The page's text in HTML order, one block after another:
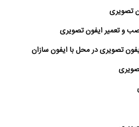
تصویری
نصب و تعمیر ایفون تصویری
تصویری در محل با ایفون سازان